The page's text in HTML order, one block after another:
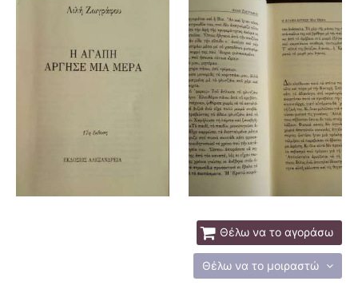
Θέλω να το αγοράσω
Θέλω να το μοιραστώ